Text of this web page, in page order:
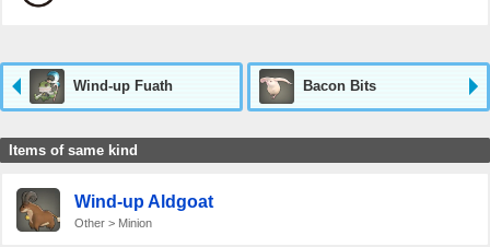
Wind-up Fuath Bacon Bits
Items of same kind
Wind-up Aldgoat
Other > Minion